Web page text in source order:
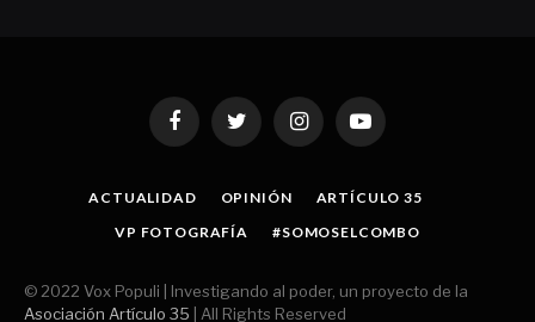
FacebookTwitter InstagramYouTube
ACTUALIDAD OPINIÓN
ARTÍCULO 35
VP FOTOGRAFÍA
#SOMOSELCOMBO
© 2022 Vox Populi | Investigando al poder, un proyecto de la
Asociación Artículo 35 | All Rights Reserved